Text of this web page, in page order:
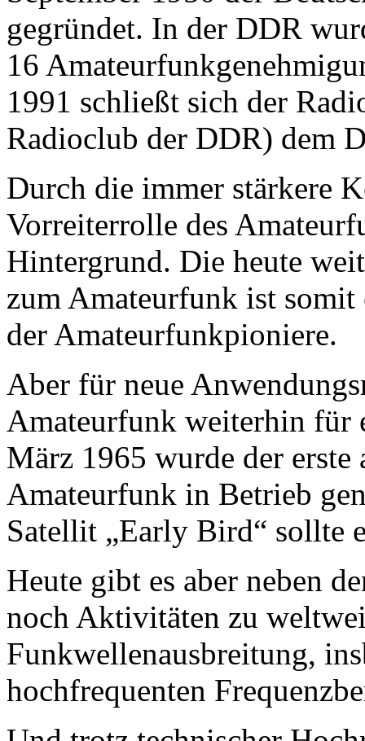
gegründet. In der DDR
16
1991 schließt sich der
Radioclub der DDR) dem
Durch die immer stärkere
Vorreiterrolle des
Hintergrund. Die heute
zum Amateurfunk ist somit
der Amateurfunkpioniere.
Aber für neue
Amateurfunk weiterhin für
März 1965 wurde der
Amateurfunk in Betrieb
Satellit „Early Bird“ sollte
Heute gibt es aber neben
noch Aktivitäten zu
Funkwellenausbreitung,
hochfrequenten